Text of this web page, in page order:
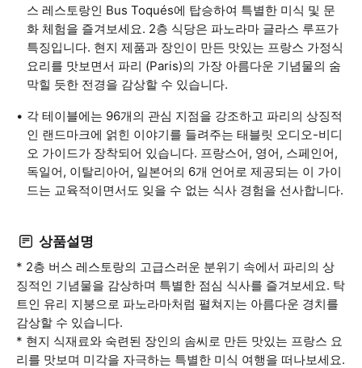
스 레스토랑인 Bus Toqués에 탑승하여 특별한 미식 및 문
화 체험을 즐겨보세요. 2층 식당은 파노라마 글라스 루프가
특징입니다. 현지 제품과 장인이 만든 맛있는 프랑스 가정식
요리를 맛보면서 파리 (Paris)의 가장 아름다운 기념물의 숨
막힐 듯한 전경을 감상할 수 있습니다.
각 테이블에는 96개의 관심 지점을 강조하고 파리의 상징적
인 랜드마크에 얽힌 이야기를 들려주는 태블릿 오디오-비디
오 가이드가 장착되어 있습니다. 프랑스어, 영어, 스페인어,
독일어, 이탈리아어, 일본어의 6개 언어로 제공되는 이 가이
드는 교육적이면서도 잊을 수 없는 식사 경험을 선사합니다.
상품설명
* 2층 버스 레스토랑의 고급스러운 분위기 속에서 파리의 상
징적인 기념물을 감상하며 특별한 점심 식사를 즐겨보세요. 탁
트인 유리 지붕으로 파노라마처럼 펼쳐지는 아름다운 경치를
감상할 수 있습니다.
* 현지 식재료와 숙련된 장인의 솜씨로 만든 맛있는 프랑스 요
리를 맛보며 미각을 자극하는 특별한 미식 여행을 떠나보세요.